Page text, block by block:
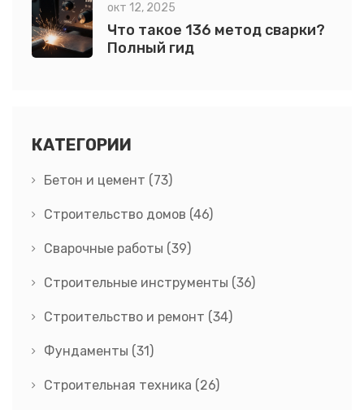
окт 12, 2025
Что такое 136 метод сварки?
Полный гид
КАТЕГОРИИ
Бетон и цемент (73)
Строительство домов (46)
Сварочные работы (39)
Строительные инструменты (36)
Строительство и ремонт (34)
Фундаменты (31)
Строительная техника (26)